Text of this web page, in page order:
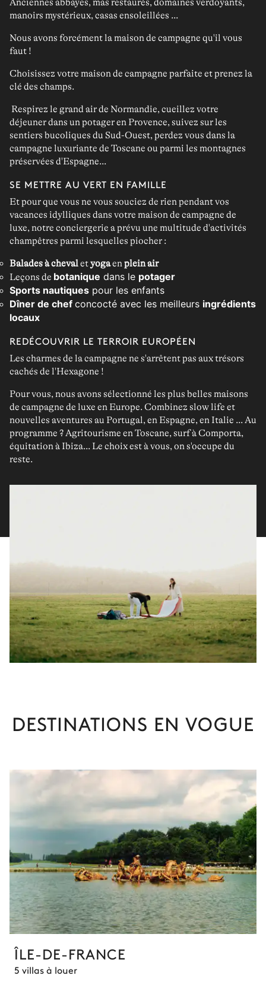
Anciennes abbayes, mas restaurés, domaines verdoyants,
manoirs mystérieux, casas ensoleillées ...
Nous avons forcémentla maison de campagne qu'il vous
faut !
Choisissez votre maison de campagne parfaite etprenez la
clé des champs.
Respirez le grand air de Normandie, cueillez votre
déjeuner dans un potager enProvence, suivez sur les
sentiers bucoliques du Sud-Ouest, perdez vous dans la
campagne luxuriante de Toscane ou parmi les montagnes
préservées d'Espagne...
SE METTRE AU VERT EN FAMILLE
Et pour que vous ne vous souciez de rien pendant vos
vacances idylliques dans votre maison de campagne de
luxe, notre conciergerie a prévu une multitude d'activités
champêtres parmi lesquelles piocher :
Balades à chevaletyogaenplein air
Leçons de botanique dans le potager
Sports nautiques pour les enfants
Dîner de chef concocté avec les meilleurs ingrédients
locaux
REDÉCOUVRIR LE TERROIR EUROPÉEN
Les charmes de la campagne ne s'arrêtent pas aux trésors
cachés de l'Hexagone !
Pour vous, nous avons sélectionné les plus belles maisons
de campagne de luxe en Europe. Combinez slow life et
nouvelles aventures auPortugal, enEspagne, enItalie ... Au
programme ?Agritourisme en Toscane,surfà Comporta,
équitationà Ibiza... Le choix est à vous, on s'occupe du
reste.
DESTINATIONS EN VOGUE
ÎLE-DE-FRANCE
5 villas à louer